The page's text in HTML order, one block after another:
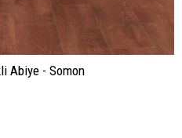
Abiye - Somon